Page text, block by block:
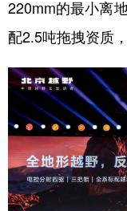
220mm的最小离
配2.5吨拖拽资质